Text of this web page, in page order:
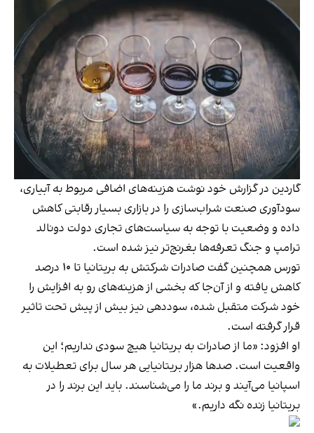
گاردین در گزارش خود نوشت هزینه‌های اضافی مربوط به آبیاری،
سودآوری صنعت شراب‌سازی را در بازاری بسیار رقابتی کاهش
داده‌ و وضعیت با توجه به سیاست‌های تجاری دولت دونالد
ترامپ و جنگ تعرفه‌ها بغرنج‌تر نیز شده است.
تورس همچنین گفت صادرات شرکتش به بریتانیا تا ۱۰ درصد
کاهش یافته و از آن‌جا که بخشی از هزینه‌های رو به افزایش را
خود شرکت متقبل شده، سوددهی نیز بیش از پیش تحت تاثیر
قرار گرفته است.
او افزود: «ما از صادرات به بریتانیا هیچ سودی نداریم؛ این
واقعیت است. صدها هزار بریتانیایی هر سال برای تعطیلات به
اسپانیا می‌آیند و برند ما را می‌شناسند. باید این برند را در
بریتانیا زنده نگه داریم.»